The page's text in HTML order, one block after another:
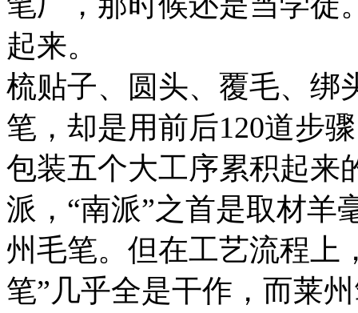
起来。
梳贴子、圆头、覆毛、
笔，却是用前后120道步
包装五个大工序累积起来
派，“南派”之首是取材羊
州毛笔。但在工艺流程上
笔”几乎全是干作，而莱